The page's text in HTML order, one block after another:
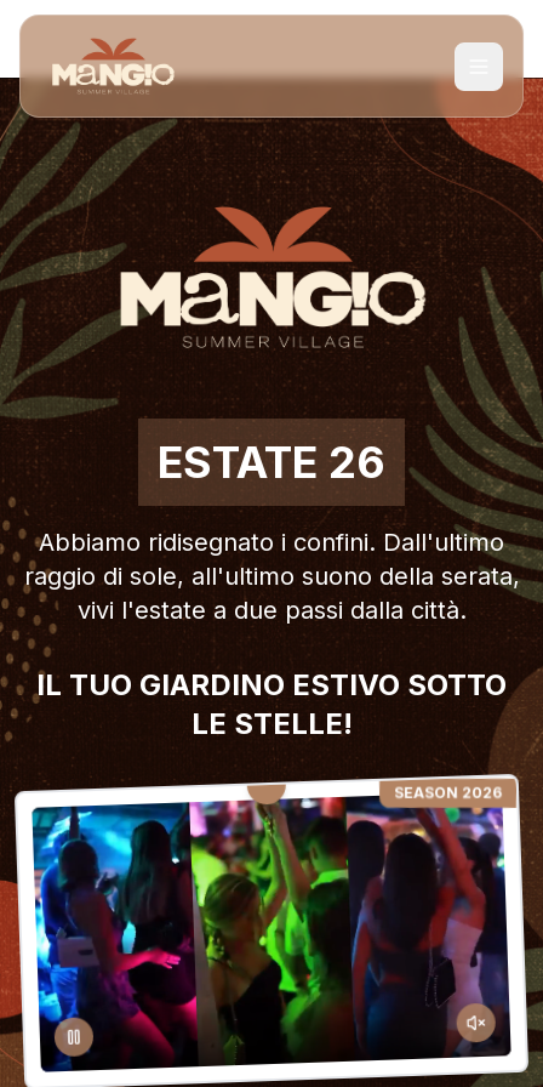
ESTATE 26
Abbiamo ridisegnato i confini. Dall'ultimo
raggio di sole, all'ultimo suono della serata,
vivi l'estate a due passi dalla città.
IL TUO GIARDINO ESTIVO SOTTO
LE STELLE!
SEASON 2026